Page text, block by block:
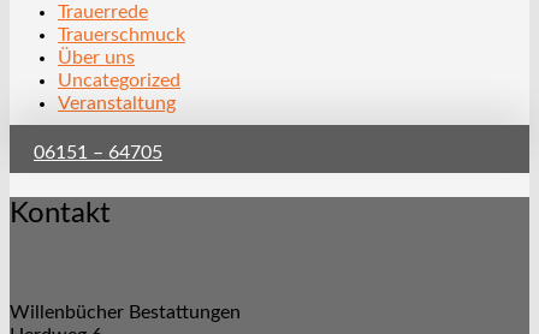
Trauerrede
Trauerschmuck
Über uns
Uncategorized
Veranstaltung
06151 – 64705
Kontakt
Willenbücher Bestattungen